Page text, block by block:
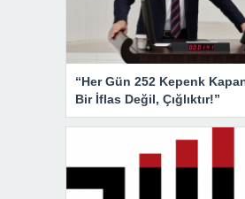
“Her Gün 252 Kepenk
Bir İflas Değil, Çığlıktır!”